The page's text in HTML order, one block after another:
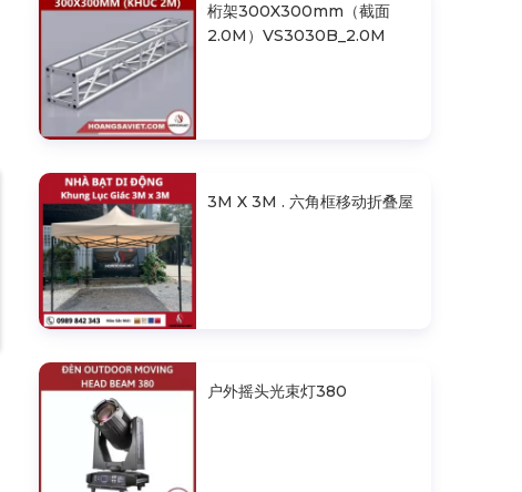
桁架300X300mm（截面
2.0M）VS3030B_2.0M
3M X 3M . 六角框移动折叠屋
户外摇头光束灯380